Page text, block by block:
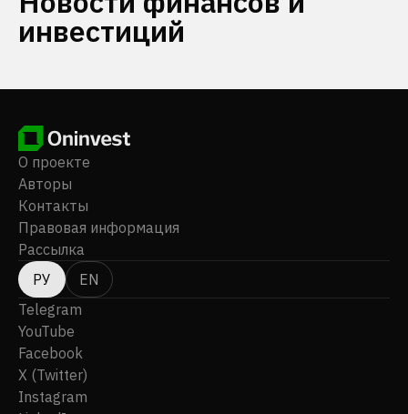
инвестиций
О проекте
Авторы
Контакты
Правовая информация
Рассылка
РУ
EN
Telegram
YouTube
Facebook
X (Twitter)
Instagram